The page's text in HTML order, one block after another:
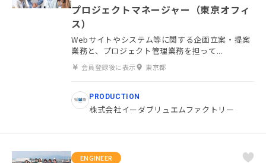
プロジェクトマネージャー（東京オフィ
ス）
Webサイトやシステム等に関する企画立案・提案
業務と、プロジェクト管理業務を担って...
会員登録後に表示 東京都
PRODUCTION
株式会社イーダブリュエムファクトリー
ENGINEER